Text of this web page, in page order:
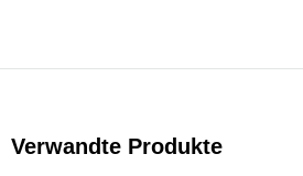
Verwandte Produkte